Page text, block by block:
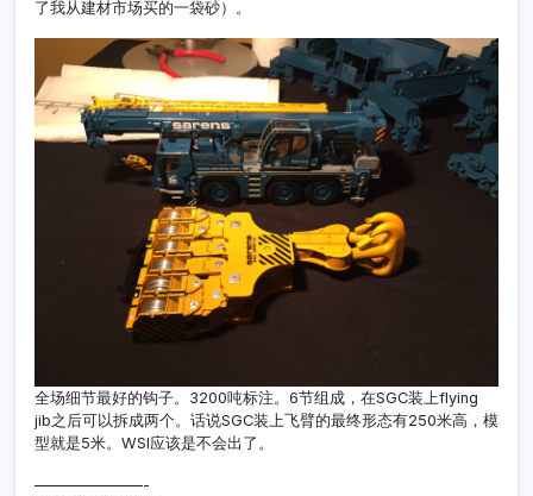
了我从建材市场买的一袋砂）。
全场细节最好的钩子。3200吨标注。6节组成，在SGC装上flying
jib之后可以拆成两个。话说SGC装上飞臂的最终形态有250米高，模
型就是5米。WSI应该是不会出了。
———————-